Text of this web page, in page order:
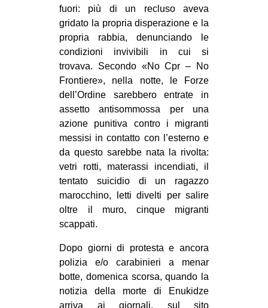
fuori: più di un recluso aveva
gridato la propria disperazione e la
propria rabbia, denunciando le
condizioni invivibili in cui si
trovava. Secondo «No Cpr – No
Frontiere», nella notte, le Forze
dell’Ordine sarebbero entrate in
assetto antisommossa per una
azione punitiva contro i migranti
messisi in contatto con l’esterno e
da questo sarebbe nata la rivolta:
vetri rotti, materassi incendiati, il
tentato suicidio di un ragazzo
marocchino, letti divelti per salire
oltre il muro, cinque migranti
scappati.
Dopo giorni di protesta e ancora
polizia e/o carabinieri a menar
botte, domenica scorsa, quando la
notizia della morte di Enukidze
arriva ai giornali, sul sito